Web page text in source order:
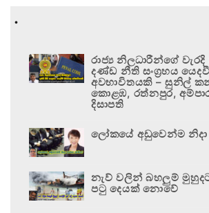
.
රාජ්‍ය නිලධාරීන්ගේ
දණ්ඩ නීති සංග්‍රහය
අවභාවිතයකි – සුනිල්
කොළඹ, රත්නපුර,
දිසාපති
ලෝකයේ අඩුවෙන්ම නිදා
නැව් වලින් බහලුම්
පටු දෙයක් නොවේ